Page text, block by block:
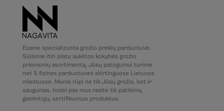
Esame specializuota grožio prekių parduotuvė.
Siūlome itin platų aukštos kokybės grožio
priemonių asortimentą. Jūsų patogumui turime
net 5 fizines parduotuves skirtinguose Lietuvos
miestuose. Mums rūpi ne tik Jūsų grožis, bet ir
saugumas, todėl pas mus rasite tik patikimų
gamintojų, sertifikuotus produktus.